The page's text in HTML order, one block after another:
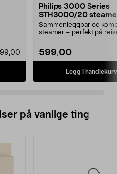
Philips 3000 Series
STH3000/20
Sammenleggbar og
steamer – perfekt på
599,00
Legg i handlekurv
på vanlige ting